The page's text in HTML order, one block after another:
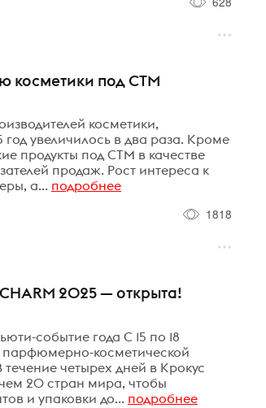
косметики под СТМ
косметики,
увеличилось в два раза. Кроме
продукты под СТМ в качестве
продаж. Рост интереса к
а... подробнее
1818
2025 — открыта!
событие года С 15 по 18
парфюмерно-косметической
четырех дней в Крокус
20 стран мира, чтобы
и упаковки до... подробнее